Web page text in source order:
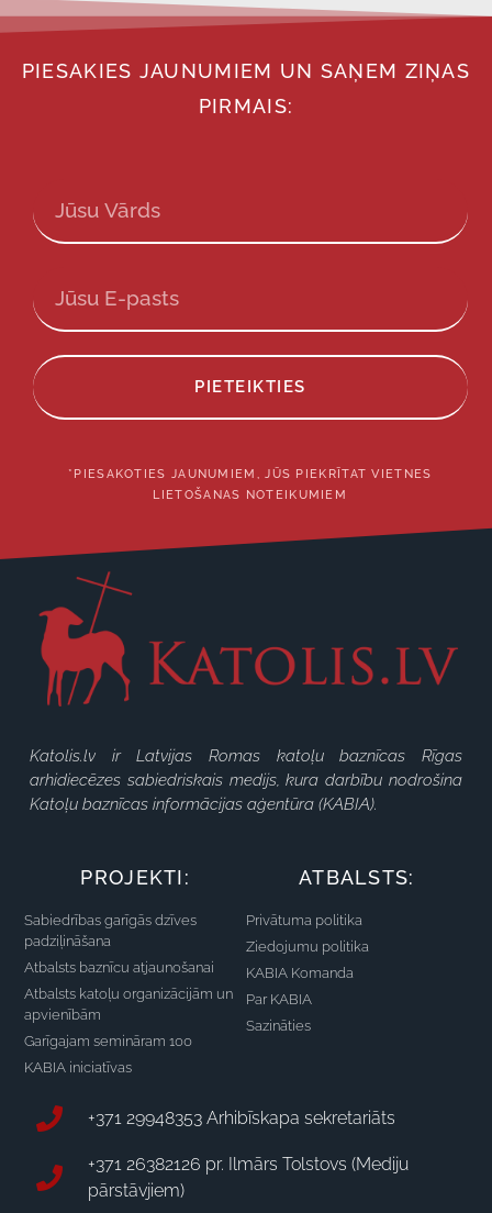
PIESAKIES JAUNUMIEM UN SAŅEM ZIŅAS
PIRMAIS:
PIETEIKTIES
*PIESAKOTIES JAUNUMIEM, JŪS PIEKRĪTAT VIETNES
LIETOŠANAS NOTEIKUMIEM
Katolis.lv ir Latvijas Romas katoļu baznīcas Rīgas
arhidiecēzes sabiedriskais medijs, kura darbību nodrošina
Katoļu baznīcas informācijas aģentūra (KABIA).
PROJEKTI:
Sabiedrības garīgās dzīves
padziļināšana
Atbalsts baznīcu atjaunošanai
Atbalsts katoļu organizācijām un
apvienībām
Garīgajam semināram 100
KABIA iniciatīvas
ATBALSTS:
Privātuma politika
Ziedojumu politika
KABIA Komanda
Par KABIA
Sazināties
+371 29948353 Arhibīskapa sekretariāts
+371 26382126 pr. Ilmārs Tolstovs (Mediju
pārstāvjiem)